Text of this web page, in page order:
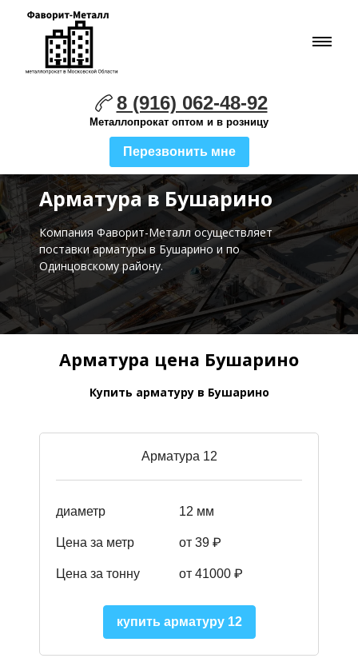
8 (916) 062-48-92
Металлопрокат оптом и в розницу
Перезвонить мне
Арматура в Бушарино
Компания Фаворит-Металл осуществляет
поставкиарматуры в Бушарино и по
Одинцовскому району.
Арматура цена Бушарино
Купить арматуру в Бушарино
Арматура 12
диаметр 12 мм
Цена за метр от 39 ₽
Цена за тонну от 41000 ₽
купить арматуру 12